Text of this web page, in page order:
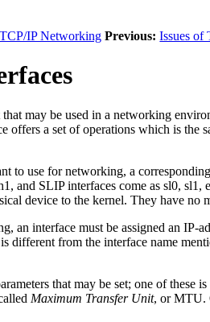
IP Networking Previous: Issues of
may be used in a networking
offers a set of operations which is
to use for networking, a
and SLIP interfaces come as sl0,
device to the kernel. They have no
an interface must be assigned an
different from the interface name
that may be set; one of these
Maximum Transfer Unit, or MTU.